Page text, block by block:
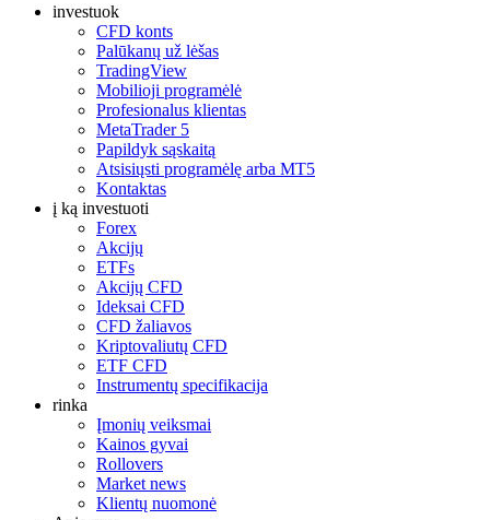
investuok
CFD konts
Palūkanų už lėšas
TradingView
Mobilioji programėlė
Profesionalus klientas
MetaTrader 5
Papildyk sąskaitą
Atsisiųsti programėlę arba MT5
Kontaktas
į ką investuoti
Forex
Akcijų
ETFs
Akcijų CFD
Ideksai CFD
CFD žaliavos
Kriptovaliutų CFD
ETF CFD
Instrumentų specifikacija
rinka
Įmonių veiksmai
Kainos gyvai
Rollovers
Market news
Klientų nuomonė